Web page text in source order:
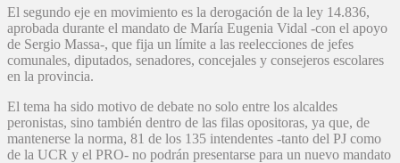
El segundo eje en movimiento es la derogación de la ley 14.836,
aprobada durante el mandato de María Eugenia Vidal -con el apoyo
de Sergio Massa-, que fija un límite a las reelecciones de jefes
comunales, diputados, senadores, concejales y consejeros escolares
en la provincia.
El tema ha sido motivo de debate no solo entre los alcaldes
peronistas, sino también dentro de las filas opositoras, ya que, de
mantenerse la norma, 81 de los 135 intendentes -tanto del PJ como
de la UCR y el PRO- no podrán presentarse para un nuevo mandato